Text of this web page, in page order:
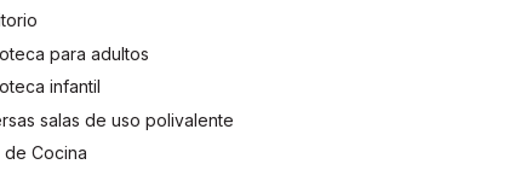
para adultos
infantil
salas de uso polivalente
de Cocina